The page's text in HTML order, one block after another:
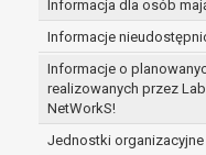
Informacja dla osób
Informacje
Informacje o
realizowanych przez
NetWorkS!
Jednostki organizacyjne
zabezpieczenia
przypadku
danych po
czasu wycofania
Ponadto w
dane osobowe